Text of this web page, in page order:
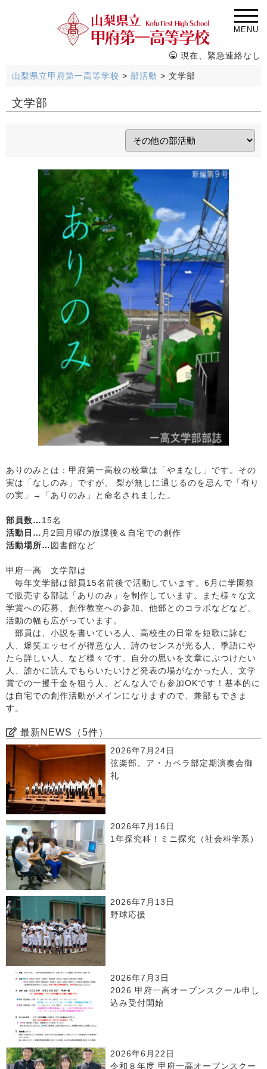
MENU
現在、緊急連絡なし
山梨県立甲府第一高等学校 > 部活動 > 文学部
文学部
ありのみとは：甲府第一高校の校章は「やまなし」です。その
実は「なしのみ」ですが、 梨が無しに通じるのを忌んで「有り
の実」→「ありのみ」と命名されました。
部員数… 15名
活動日… 月2回月曜の放課後＆自宅での創作
活動場所… 図書館など
甲府一高 文学部は
毎年文学部は部員15名前後で活動しています。6月に学園祭
で販売する部誌「ありのみ」を制作しています。また様々な文
学賞への応募、創作教室への参加、他部とのコラボなどなど、
活動の幅も広がっています。
部員は、小説を書いている人、高校生の日常を短歌に詠む
人、爆笑エッセイが得意な人、詩のセンスが光る人、季語にや
たら詳しい人、など様々です。自分の思いを文章にぶつけたい
人、誰かに読んでもらいたいけど発表の場がなかった人、文学
賞での一攫千金を狙う人、どんな人でも参加OKです！基本的に
は自宅での創作活動がメインになりますので、兼部もできま
す。
最新NEWS（5件）
2026年7月24日
弦楽部、ア・カペラ部定期演奏会御
礼
2026年7月16日
1年探究科！ミニ探究（社会科学系）
2026年7月13日
野球応援
2026年7月3日
2026 甲府一高オープンスクール申し
込み受付開始
2026年6月22日
令和８年度 甲府一高オープンスクー